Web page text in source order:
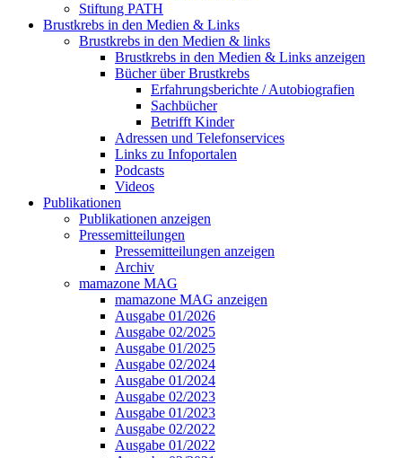
Stiftung PATH
Brustkrebs in den Medien & Links
Brustkrebs in den Medien & links
Brustkrebs in den Medien & Links anzeigen
Bücher über Brustkrebs
Erfahrungsberichte / Autobiografien
Sachbücher
Betrifft Kinder
Adressen und Telefonservices
Links zu Infoportalen
Podcasts
Videos
Publikationen
Publikationen anzeigen
Pressemitteilungen
Pressemitteilungen anzeigen
Archiv
mamazone MAG
mamazone MAG anzeigen
Ausgabe 01/2026
Ausgabe 02/2025
Ausgabe 01/2025
Ausgabe 02/2024
Ausgabe 01/2024
Ausgabe 02/2023
Ausgabe 01/2023
Ausgabe 02/2022
Ausgabe 01/2022